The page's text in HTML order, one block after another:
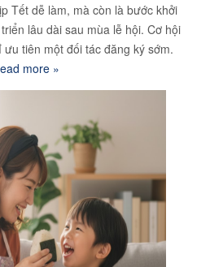
Tết dễ làm, mà còn là bước khởi
lâu dài sau mùa lễ hội. Cơ hội
tiên một đối tác đăng ký sớm.
more »